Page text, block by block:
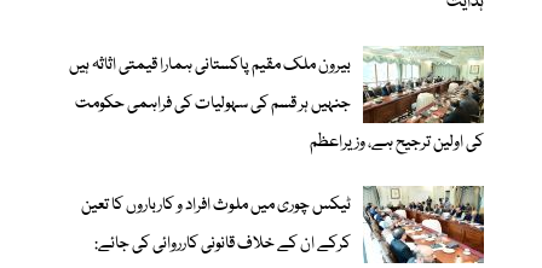
بیرون ملک مقیم پاکستانی ہمارا قیمتی اثاثہ ہیں
جنہیں ہر قسم کی سہولیات کی فراہمی حکومت
کی اولین ترجیح ہے، وزیراعظم
ٹیکس چوری میں ملوث افراد و کارباروں کا تعین
کرکے ان کے خلاف قانونی کارروائی کی جائے: